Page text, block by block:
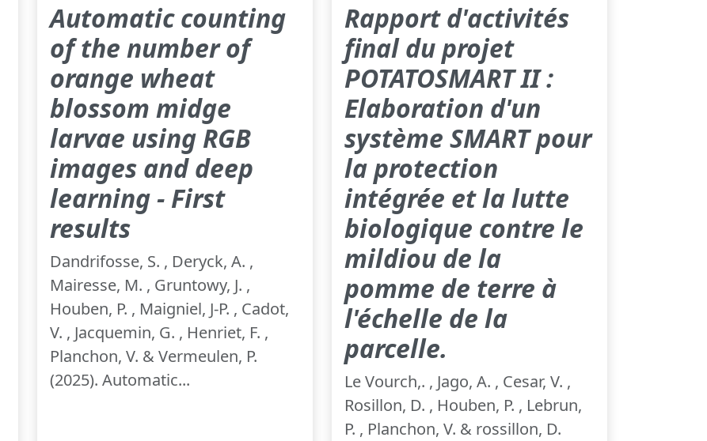
Automatic counting
of the number of
orange wheat
blossom midge
larvae using RGB
images and deep
learning - First
results
Dandrifosse, S. , Deryck, A. ,
Mairesse, M. , Gruntowy, J. ,
Houben, P. , Maigniel, J-P. , Cadot,
V. , Jacquemin, G. , Henriet, F. ,
Planchon, V. & Vermeulen, P.
(2025). Automatic...
Rapport d'activités
final du projet
POTATOSMART II :
Elaboration d'un
système SMART pour
la protection
intégrée et la lutte
biologique contre le
mildiou de la
pomme de terre à
l'échelle de la
parcelle.
Le Vourch,. , Jago, A. , Cesar, V. ,
Rosillon, D. , Houben, P. , Lebrun,
P. , Planchon, V. & rossillon, D.